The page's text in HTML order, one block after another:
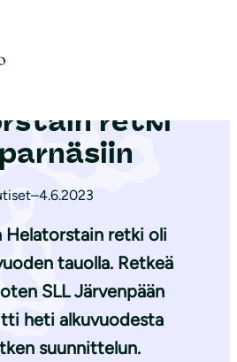
retki
–4.6.2023
Helatorstain retki oli
tauolla. Retkeä
SLL Järvenpään
heti alkuvuodesta
suunnittelun.